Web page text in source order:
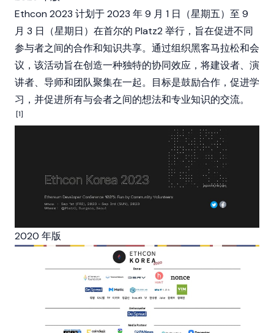
Ethcon 2023 计划于 2023 年 9 月 1 日（星期五）至 9
月 3 日（星期日）在首尔的 Platz2 举行，旨在促进不同
参与者之间的合作和知识共享。通过组织黑客马拉松和会
议，该活动旨在创造一种独特的协同效应，将建设者、演
讲者、导师和团队聚集在一起。目标是鼓励合作，促进学
习，并促进所有与会者之间的想法和专业知识的交流。
[1]
2020 年版